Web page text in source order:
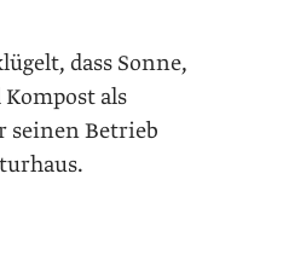
dass Sonne,
als
seinen Betrieb